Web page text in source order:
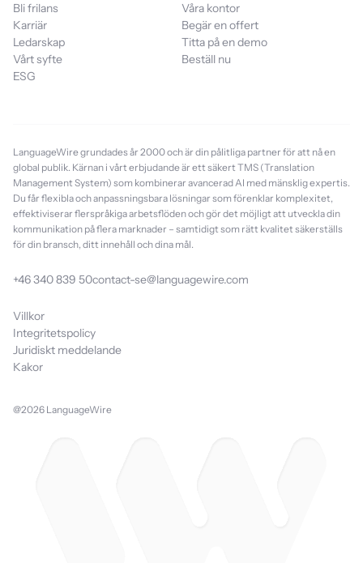
Bli frilans
Karriär
Ledarskap
Vårt syfte
ESG
Våra kontor
Begär en offert
Titta på en demo
Beställ nu
LanguageWire grundades år 2000 och är din pålitliga partner för att nå en
global publik. Kärnan i vårt erbjudande är ett säkert TMS (Translation
Management System) som kombinerar avancerad AI med mänsklig expertis.
Du får flexibla och anpassningsbara lösningar som förenklar komplexitet,
effektiviserar flerspråkiga arbetsflöden och gör det möjligt att utveckla din
kommunikation på flera marknader – samtidigt som rätt kvalitet säkerställs
för din bransch, ditt innehåll och dina mål.
+46 340 839 50contact-se@languagewire.com
Villkor
Integritetspolicy
Juridiskt meddelande
Kakor
@2026 LanguageWire